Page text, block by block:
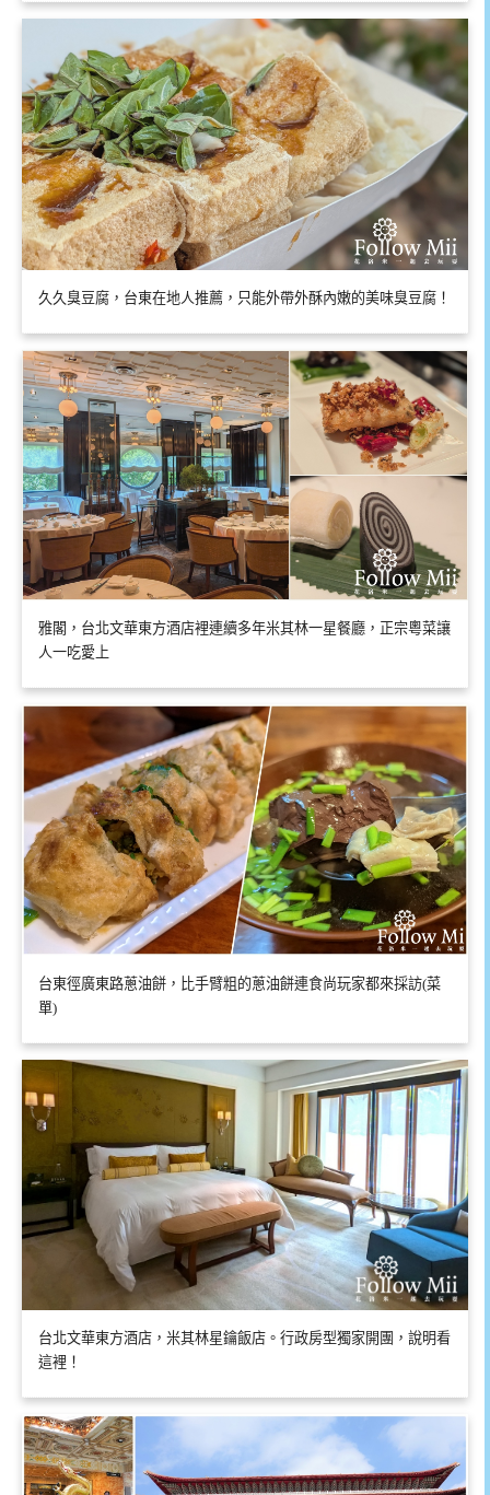
久久臭豆腐，台東在地人推薦，只能外帶外酥內嫩的美味臭豆腐！
雅閣，台北文華東方酒店裡連續多年米其林一星餐廳，正宗粵菜讓
人一吃愛上
台東徑廣東路蔥油餅，比手臂粗的蔥油餅連食尚玩家都來採訪(菜
單)
台北文華東方酒店，米其林星鑰飯店。行政房型獨家開團，說明看
這裡！